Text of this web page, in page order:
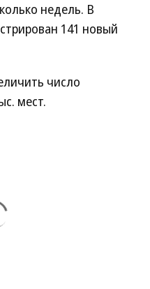
недель. В
141 новый
число
мест.